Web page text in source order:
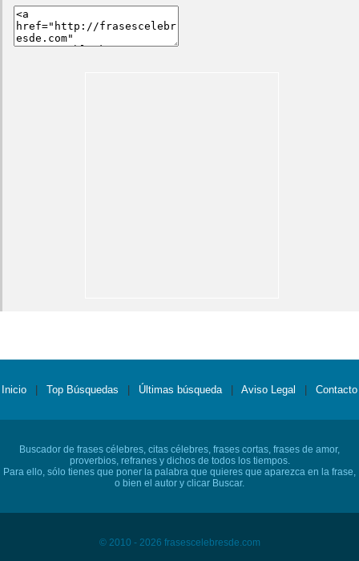
Inicio Top Búsquedas Últimas búsqueda Aviso Legal Contacto
Buscador de frases célebres, citas célebres, frases cortas, frases de amor,
proverbios, refranes y dichos de todos los tiempos.
Para ello, sólo tienes que poner la palabra que quieres que aparezca en la frase,
o bien el autor y clicar Buscar.
© 2010 - 2026 frasescelebresde.com